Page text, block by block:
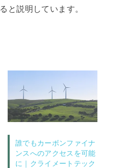
と説明しています。
誰でもカーボンファイナ
ンスへのアクセスを可能
に｜クライメートテック